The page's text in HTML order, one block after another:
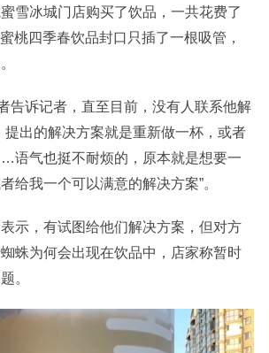
雪冰城门店购买了饮品，一共花费了
桃四季春饮品封口只插了一根吸管，
告诉记者，直至目前，没有人联系他解
提出的解决方案就是重新做一杯，或者
语气也挺不耐烦的，原本就是想要一
给我一个可以满意的解决方案”。
示，有试图给他们解决方案，但对方
蛛为何会出现在饮品中，店家称暂时
。